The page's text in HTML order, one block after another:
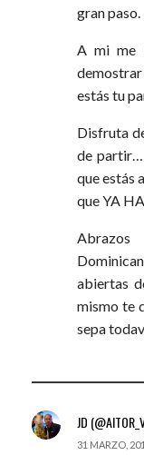
gran paso.
A mi me
estás tu
Disfruta
de partir…
que estás
que YA
abiertas
mismo te
sepa
JD
31 MARZO,